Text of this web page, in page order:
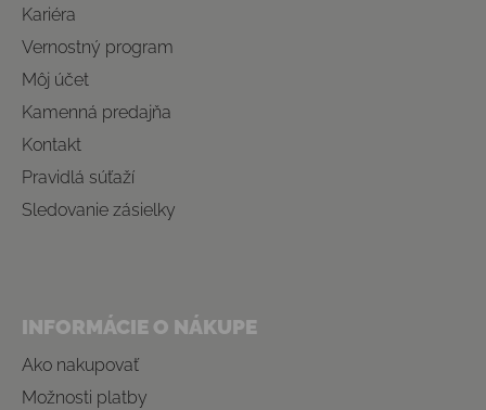
Kariéra
Vernostný program
Môj účet
Kamenná predajňa
Kontakt
Pravidlá súťaží
Sledovanie zásielky
INFORMÁCIE O NÁKUPE
Ako nakupovať
Možnosti platby